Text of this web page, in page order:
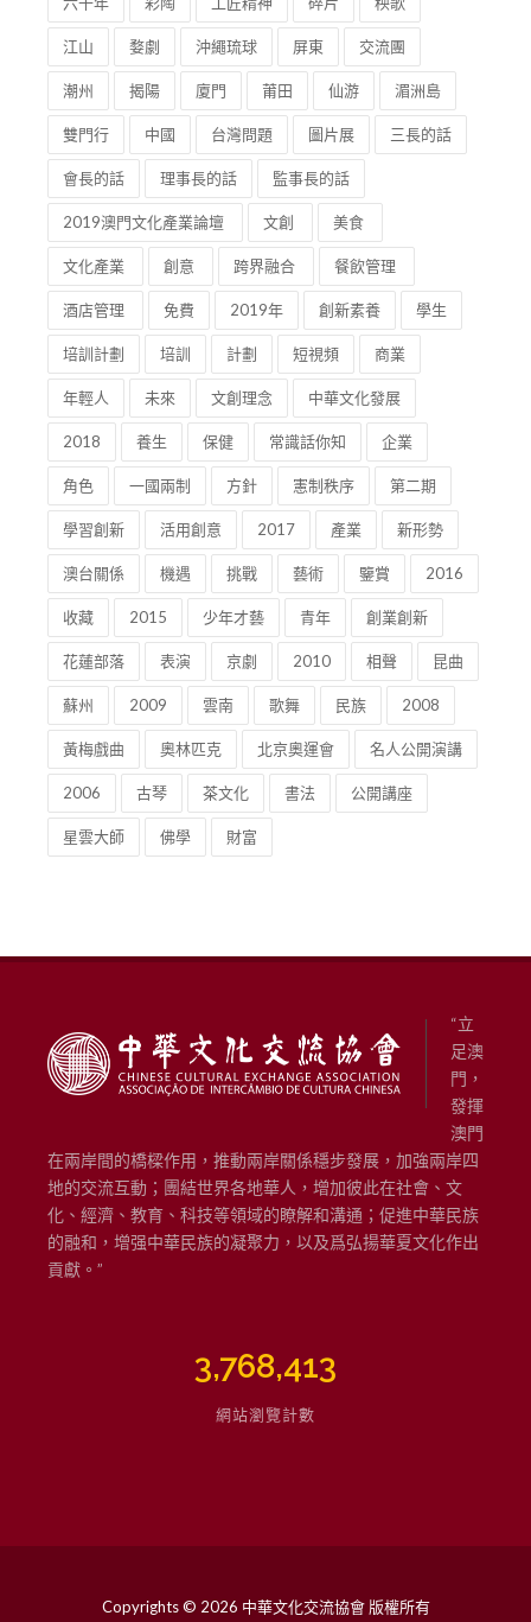
瓦舍曲藝社 孔雀東南飛 秦淮冷月葬花魁
六千年 彩陶 工匠精神 碎片 秧歌
江山 婺劇 沖繩琉球 交流團
潮州 揭陽 廈門 莆田 仙游 湄洲島
雙門行 中國 台灣問題 圖片展
會長的話 理事長的話 監事長的話
2019澳門文化產業論壇 文創 美食
文化產業 創意 跨界融合 餐飲管理
酒店管理 免費 2019年 創新素養
培訓計劃 培訓 計劃 短視頻 商業
年輕人 未來 文創理念 中華文化發展
2018 養生 保健 常識話你知 企業
角色 一國兩制 憲制秩序 第二期
學習創新 活用創意 2017 產業 新形勢
澳台關係 機遇 挑戰 藝術 鑒賞
收藏 2015 少年才藝 青年 創業創新
花蓮部落 表演 京劇 2010 昆曲
蘇州 2009 雲南 歌舞 2008
黃梅戲曲 奧林匹克 北京奧運會 名人公開演講
2006 古琴 茶文化
“立
足澳
門，
發揮
澳門
在兩岸間的橋樑作用，推動兩岸關係穩步發展，加強兩岸四
地的交流互動；團結世界各地華人，增加彼此在社會、文
化、經濟、教育、科技等領域的瞭解和溝通；促進中華民族
3,768,413